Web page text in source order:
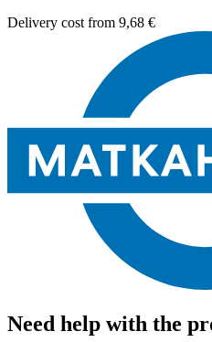
Delivery cost from 9,68 €
Need help with the